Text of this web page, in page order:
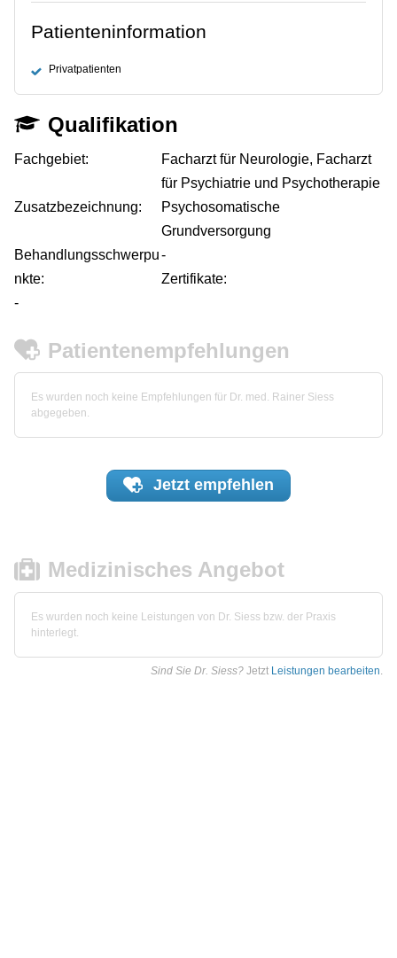
Patienteninformation
Privatpatienten
Qualifikation
Fachgebiet:
Facharzt für Neurologie, Facharzt
für Psychiatrie und Psychotherapie
Zusatzbezeichnung:
Psychosomatische
Grundversorgung
Behandlungsschwerpu
nkte:
-
Zertifikate:
-
Patientenempfehlungen
Es wurden noch keine Empfehlungen für Dr. med. Rainer Siess
abgegeben.
Jetzt empfehlen
Medizinisches Angebot
Es wurden noch keine Leistungen von Dr. Siess bzw. der Praxis
hinterlegt.
Sind Sie Dr. Siess? Jetzt Leistungen bearbeiten.